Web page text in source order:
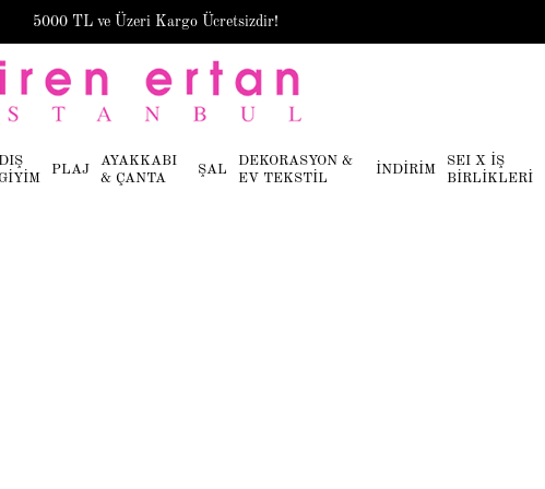
5000 TL ve Üzeri Kargo Ücretsizdir!
DIŞ
GİYİM
PLAJ
AYAKKABI
& ÇANTA
ŞAL
DEKORASYON &
EV TEKSTİL
İNDİRİM
SEI X İŞ
BİRLİKLERİ